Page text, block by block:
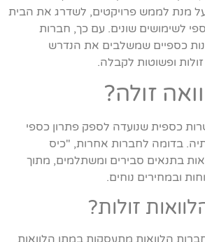
על מנת לממש פרויקטים, לשדרג את הבית
לשימושים שונים. עם כך, חברות
כספיים שמשלבים את הנדרש
ופשוטות לקבלה.
זולה?
כספית שנועדה לספק פתרון כספי
בדומה לחברות אחרות, "כיס
בתנאים סבירים ומשתלמים, מתוך
ובמחירים נוחים.
זולות?
הלוואות מתעסקות במתן הלוואות